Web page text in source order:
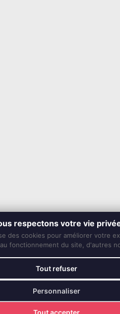
respectons votre vie
des cookies pour améliorer votre
fonctionnement du site, d'autres
Tout refuser
Personnaliser
Tout accepter